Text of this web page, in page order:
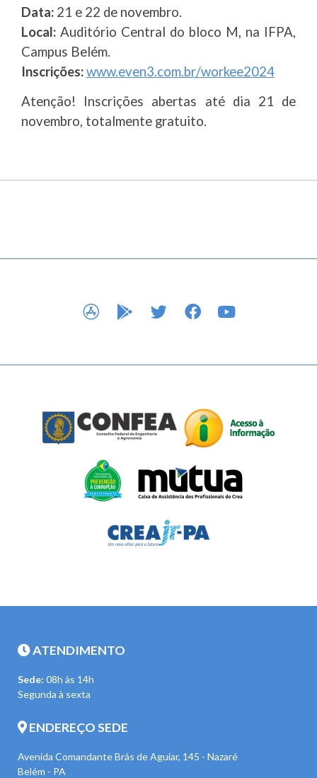
Data: 21 e 22 de novembro.
Local: Auditório Central do bloco M, na IFPA,
Campus Belém.
Inscrições:www.even3.com.br/workee2024
Atenção! Inscrições abertas até dia 21 de
novembro, totalmente gratuito.
APP STOREGOOGLE PLAY
TWITTERFACEBOOK
ATENDIMENTO
Sede: 08h às 14h
Segunda à sexta
ENDEREÇO SEDE
Avenida Comandante Brás de Aguiar, 145 - Nazaré
Belém - PA